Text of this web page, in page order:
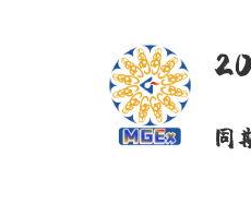
同